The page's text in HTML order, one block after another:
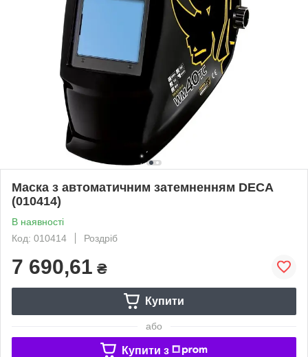
Маска з автоматичним затемненням DECA
(010414)
В наявності
Код: 010414
Роздріб
7 690,61 ₴
Купити
або
Купити з